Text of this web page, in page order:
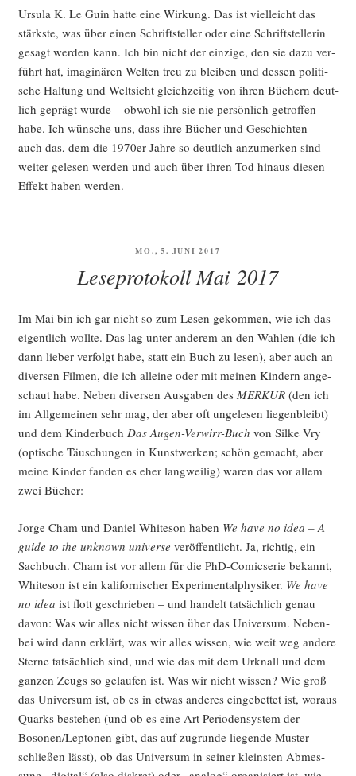
Ursu­la K. Le Guin hat­te eine Wir­kung. Das ist viel­leicht das
stärks­te, was über einen Schrift­stel­ler oder eine Schrift­stel­le­rin
gesagt wer­den kann. Ich bin nicht der ein­zi­ge, den sie dazu ver­
führt hat, ima­gi­nä­ren Wel­ten treu zu blei­ben und des­sen poli­ti­
sche Hal­tung und Welt­sicht gleich­zei­tig von ihren Büchern deut­
lich geprägt wur­de – obwohl ich sie nie per­sön­lich getrof­fen
habe. Ich wün­sche uns, dass ihre Bücher und Geschich­ten –
auch das, dem die 1970er Jah­re so deut­lich anzu­mer­ken sind –
wei­ter gele­sen wer­den und auch über ihren Tod hin­aus die­sen
Effekt haben werden.
VERÖFFENTLICHT
MO., 5. JUNI 2017
Leseprotokoll Mai 2017
Im Mai bin ich gar nicht so zum Lesen gekom­men, wie ich das
eigent­lich woll­te. Das lag unter ande­rem an den Wah­len (die ich
dann lie­ber ver­folgt habe, statt ein Buch zu lesen), aber auch an
diver­sen Fil­men, die ich allei­ne oder mit mei­nen Kin­dern ange­
schaut habe. Neben diver­sen Aus­ga­ben des MERKUR(den ich
im All­ge­mei­nen sehr mag, der aber oft unge­le­sen lie­gen­bleibt)
und dem Kin­der­buch Das Augen-Ver­wirr-Buch von Sil­ke Vry
(opti­sche Täu­schun­gen in Kunst­wer­ken; schön gemacht, aber
mei­ne Kin­der fan­den es eher lang­wei­lig) waren das vor allem
zwei Bücher:
Jor­ge Cham und Dani­el White­son haben We have no idea – A
gui­de to the unknown uni­ver­se ver­öf­fent­licht. Ja, rich­tig, ein
Sach­buch. Cham ist vor allem für die PhD-Comic­se­rie bekannt,
White­son ist ein kali­for­ni­scher Expe­ri­men­tal­phy­si­ker. We have
no idea ist flott geschrie­ben – und han­delt tat­säch­lich genau
davon: Was wir alles nicht wis­sen über das Uni­ver­sum. Neben­
bei wird dann erklärt, was wir alles wis­sen, wie weit weg ande­re
Ster­ne tat­säch­lich sind, und wie das mit dem Urknall und dem
gan­zen Zeugs so gelau­fen ist. Was wir nicht wis­sen? Wie groß
das Uni­ver­sum ist, ob es in etwas ande­res ein­ge­bet­tet ist, wor­aus
Quarks bestehen (und ob es eine Art Peri­oden­sys­tem der
Bosonen/Leptonen gibt, das auf zugrun­de lie­gen­de Mus­ter
schlie­ßen lässt), ob das Uni­ver­sum in sei­ner kleins­ten Abmes­